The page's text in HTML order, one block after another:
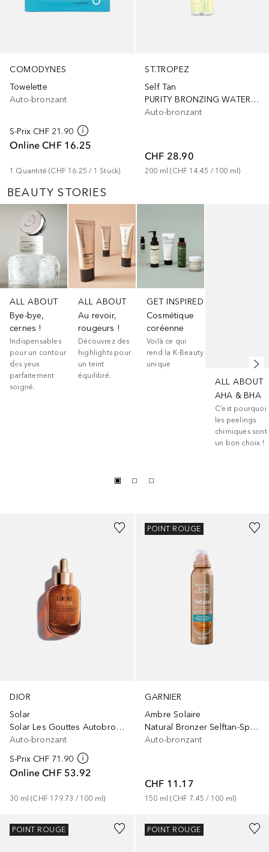
COMODYNES
Towelette
Auto-bronzant
S-Prix CHF 21.90
Online CHF 16.25
1 Quantité (CHF 16.25 / 1 Stück)
ST.TROPEZ
Self Tan
PURITY BRONZING WATER MOUSSE
Auto-bronzant
CHF 28.90
200 ml (CHF 14.45 / 100 ml)
BEAUTY STORIES
Ignorer
ALL ABOUT
Bye-bye,
cernes !
Indispensables
pour un contour
des yeux
parfaitement
soigné.
ALL ABOUT
Au revoir,
rougeurs !
Découvrez des
highlights pour
un teint
équilibré.
GET INSPIRED
Cosmétique
coréenne
Voilà ce qui
rend la K-Beauty
unique
ALL ABOUT
AHA & BHA
C’est pourquoi
les peelings
chimiques sont
un bon choix !
DIOR
Solar
Solar Les Gouttes Autobronzantes
Auto-bronzant
S-Prix CHF 71.90
Online CHF 53.92
30 ml (CHF 179.73 / 100 ml)
GARNIER
Ambre Solaire
Natural Bronzer Selftan-Spray
Auto-bronzant
CHF 11.17
150 ml (CHF 7.45 / 100 ml)
POINT ROUGE
POINT ROUGE POINT ROUGE